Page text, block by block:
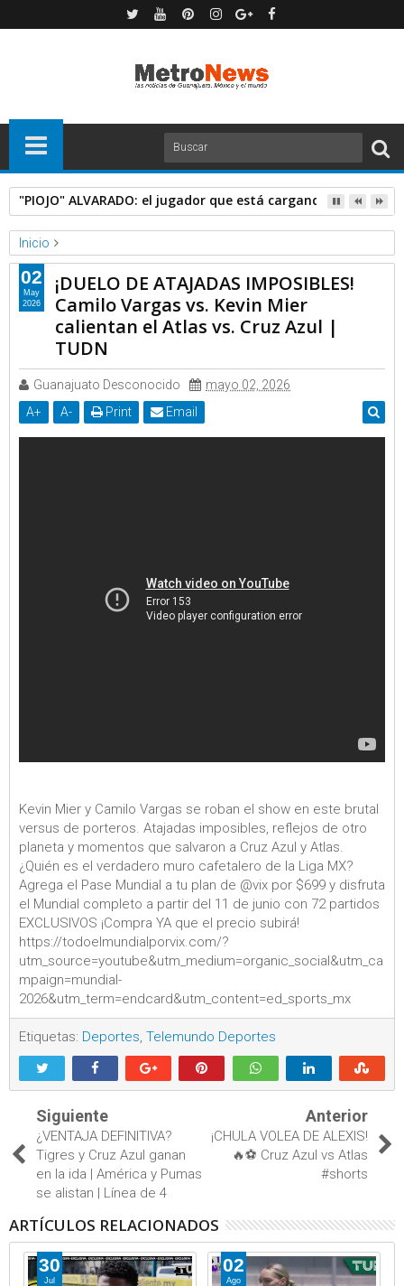
"PIOJO" ALVARADO: el jugador que está cargando con
Inicio
Deportes
Telemundo Deportes
¡DUELO DE ATAJADAS IMPOSIBLES! Camilo Vargas vs. Kevin
Mier calientan el Atlas vs. Cruz Azul | TUDN
¡DUELO DE ATAJADAS IMPOSIBLES!
Camilo Vargas vs. Kevin Mier
calientan el Atlas vs. Cruz Azul |
TUDN
Guanajuato Desconocido
mayo 02, 2026
A+ A- Print Email
Kevin Mier y Camilo Vargas se roban el show en este brutal
versus de porteros. Atajadas imposibles, reflejos de otro
planeta y momentos que salvaron a Cruz Azul y Atlas.
¿Quién es el verdadero muro cafetalero de la Liga MX?
Agrega el Pase Mundial a tu plan de @vix por $699 y disfruta
el Mundial completo a partir del 11 de junio con 72 partidos
EXCLUSIVOS ¡Compra YA que el precio subirá!
https://todoelmundialporvix.com/?
utm_source=youtube&utm_medium=organic_social&utm_ca
mpaign=mundial-
2026&utm_term=endcard&utm_content=ed_sports_mx
Etiquetas: Deportes, Telemundo Deportes
02
May
2026
Siguiente
¿VENTAJA DEFINITIVA?
Tigres y Cruz Azul ganan
en la ida | América y Pumas
se alistan | Línea de 4
Anterior
¡CHULA VOLEA DE ALEXIS!
🔥⚽️ Cruz Azul vs Atlas
#shorts
ARTÍCULOS RELACIONADOS
30
Jul
02
Ago